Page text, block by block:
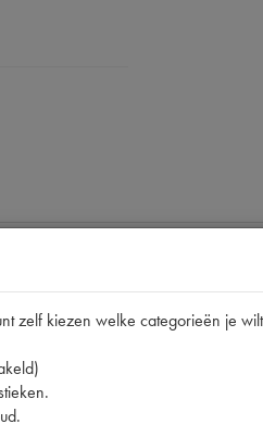
zelf kiezen welke categorieën je wilt